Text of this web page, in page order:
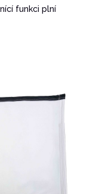
funkci plní